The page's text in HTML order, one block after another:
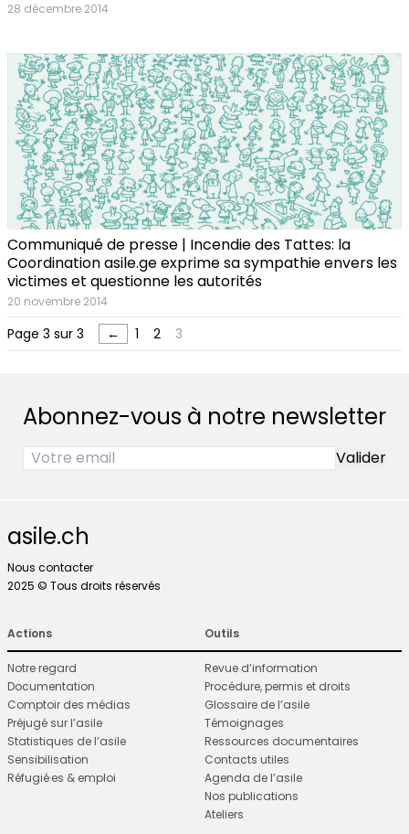
28 décembre 2014
Communiqué de presse | Incendie des Tattes: la
Coordination asile.ge exprime sa sympathie envers les
victimes et questionne les autorités
20 novembre 2014
Page 3 sur 3 ← 1 2 3
Abonnez-vous à notre newsletter
asile.ch
Nous contacter
2025 © Tous droits réservés
Actions
Notre regard
Documentation
Comptoir des médias
Préjugé sur l’asile
Statistiques de l’asile
Sensibilisation
Réfugié·es & emploi
Outils
Revue d’information
Procédure, permis et droits
Glossaire de l’asile
Témoignages
Ressources documentaires
Contacts utiles
Agenda de l’asile
Nos publications
Ateliers